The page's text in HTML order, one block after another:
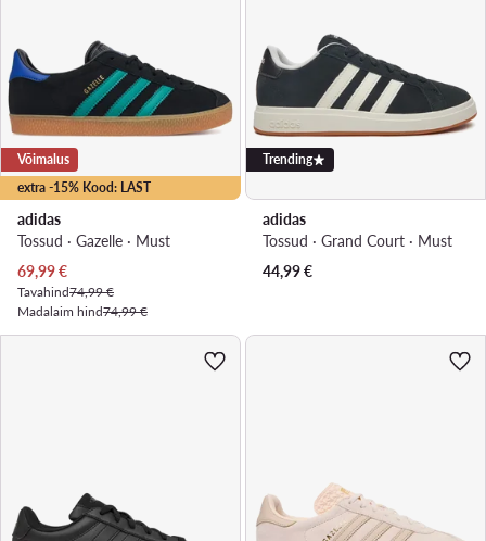
extra -15% Kood: LAST
Võimalus
adidas
Tossud · Gazelle · Must
Praegune hind
69,99€
Tavahind74,99 €
Madalaim hind74,99 €
Trending
adidas
Tossud · Grand Court · Must
44,99€